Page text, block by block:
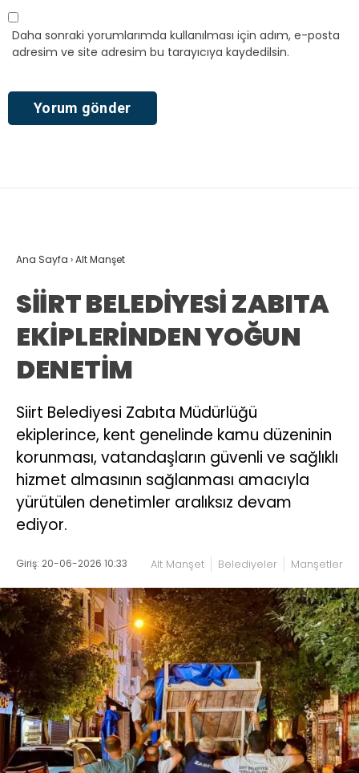
Daha sonraki yorumlarımda kullanılması için adım, e-posta
adresim ve site adresim bu tarayıcıya kaydedilsin.
Ana Sayfa ›Alt Manşet
SİİRT BELEDİYESİ ZABITA
EKİPLERİNDEN YOĞUN
DENETİM
Siirt Belediyesi Zabıta Müdürlüğü
ekiplerince, kent genelinde kamu düzeninin
korunması, vatandaşların güvenli ve sağlıklı
hizmet almasının sağlanması amacıyla
yürütülen denetimler aralıksız devam
ediyor.
Giriş: 20-06-2026 10:33 Alt Manşet Belediyeler Manşetler